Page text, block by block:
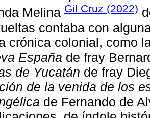
Melina Gil Cruz (2022)
contaba con
crónica colonial, como
España de fray
de Yucatán de fray
de la venida de los
de Fernando de